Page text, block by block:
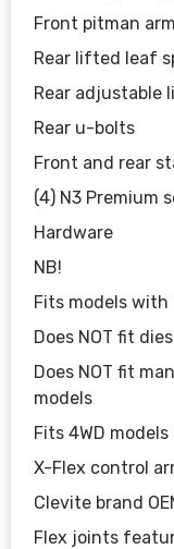
Front pitman arm
Rear lifted leaf
Rear adjustable
Rear u-bolts
Front and rear
(4) N3 Premium
Hardware
NB!
Fits models with
Does NOT fit
Does NOT fit
models
Fits 4WD models
X-Flex control
Clevite brand
Flex joints